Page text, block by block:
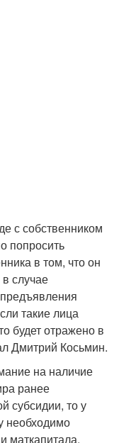
с собственником
попросить
в том, что он
случае
такие лица
будет отражено в
Дмитрий Косьмин.
на наличие
ранее
субсидии, то у
необходимо
маткапитала.